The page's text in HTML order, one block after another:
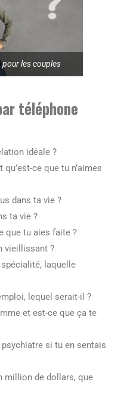
les couples
téléphone
idéale ?
ce que tu n’aimes
dans ta vie ?
ta vie ?
que tu aies faite ?
vieillissant ?
laquelle
lequel serait-il ?
et est-ce que ça te
si tu en sentais
million de dollars, que